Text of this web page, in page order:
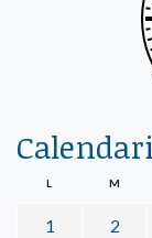
L M
1 2